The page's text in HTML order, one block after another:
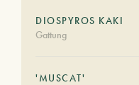
DIOSPYROS KAKI
Gattung
'MUSCAT'